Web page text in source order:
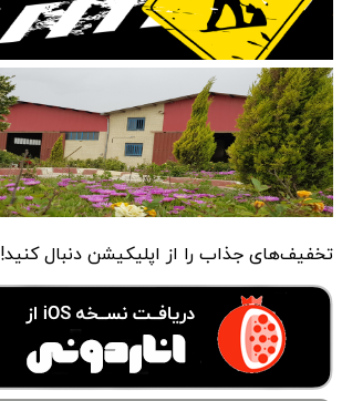
تخفیف‌های جذاب را از اپلیکیشن دنبال کنید!